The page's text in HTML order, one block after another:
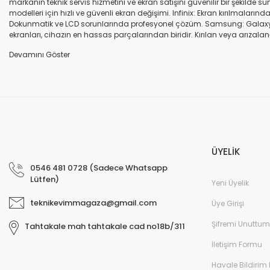
markanın teknik servis hizmetini ve ekran satışını güvenilir bir şekilde
modelleri için hızlı ve güvenli ekran değişimi. Infinix: Ekran
Dokunmatik ve LCD sorunlarında profesyonel çözüm. Samsung:
ekranları, cihazın en hassas parçalarından biridir. Kırılan veya
uyumlu olup olmadığına dikkat ediniz. HK-ZY-A.Kalite ekran: Daha
0546 481 0728 (Sadece Whatsapp
Lütfen)
teknikevimmagaza@gmail.com
Tahtakale mah tahtakale cad no18b/311
ÜYELİK
Yeni Üyelik
Üye Girişi
Şifremi Unuttum
İletişim Formu
Havale Bildirim